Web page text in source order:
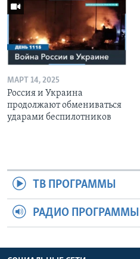
МАРТ 14, 2025
Россия и Украина
продолжают обмениваться
ударами беспилотников
ТВ ПРОГРАММЫ
РАДИО ПРОГРАММЫ